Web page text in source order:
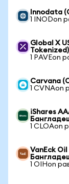
Innodata
1 INODon
Global X
1 PAVEon
Carvana
1 CVNAon
iShares
1 CLOAon
VanEck
1 OIHon